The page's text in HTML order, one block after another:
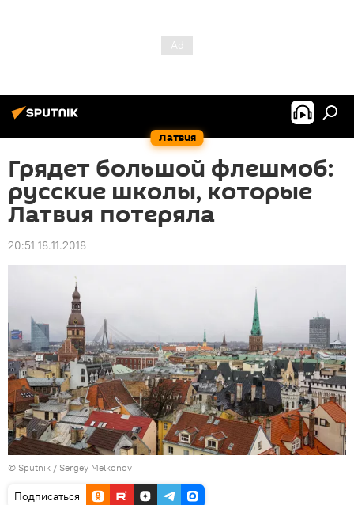
Латвия
Грядет большой флешмоб:
русские школы, которые
Латвия потеряла
20:51 18.11.2018
© Sputnik / Sergey Melkonov
Подписаться